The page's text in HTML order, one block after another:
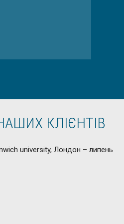
КЛІЄНТІВ